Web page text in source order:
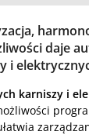
daje
i
karniszy i